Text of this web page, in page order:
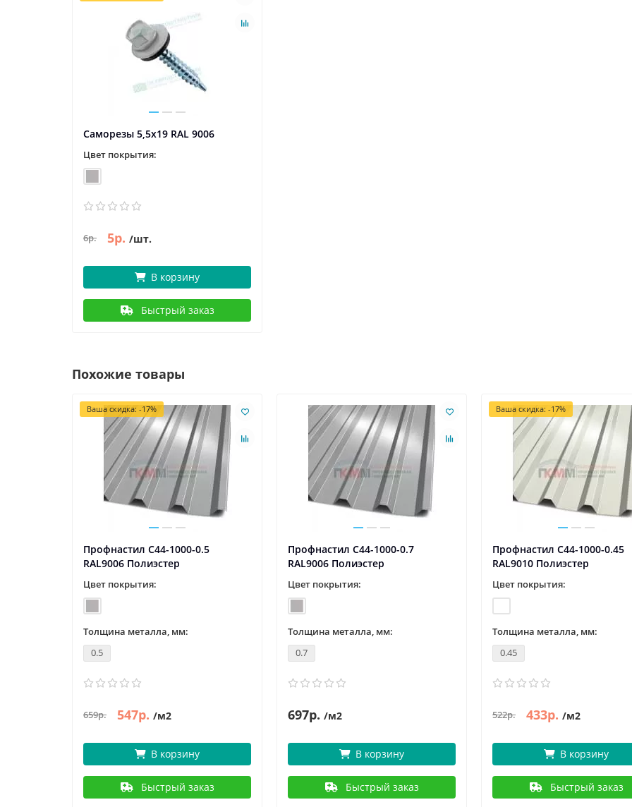
Саморезы 5,5х19 RAL 9006
Цвет покрытия:
6р. 5р. /шт.
В корзину
Быстрый заказ
Похожие товары
Ваша скидка: -17%
Профнастил С44-1000-0.5
RAL9006 Полиэстер
Цвет покрытия:
Толщина металла, мм:
0.5
659р. 547р. /м2
В корзину
Быстрый заказ
Профнастил С44-1000-0.7
RAL9006 Полиэстер
Цвет покрытия:
Толщина металла, мм:
0.7
697р. /м2
В корзину
Быстрый заказ
Ваша скидка: -17%
Профнастил С44-1000-0.45
RAL9010 Полиэстер
Цвет покрытия:
Толщина металла, мм:
0.45
522р. 433р. /м2
В корзину
Быстрый заказ